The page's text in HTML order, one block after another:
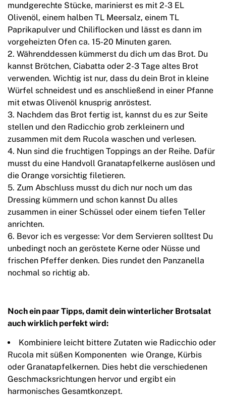
mundgerechte Stücke, marinierst es mit 2-3 EL
Olivenöl, einem halben TL Meersalz, einem TL
Paprikapulver und Chiliflocken und lässt es dann im
vorgeheizten Ofen ca. 15-20 Minuten garen.
Währenddessen kümmerst du dich um das Brot. Du
kannst Brötchen, Ciabatta oder 2-3 Tage altes Brot
verwenden. Wichtig ist nur, dass du dein Brot in kleine
Würfel schneidest und es anschließend in einer Pfanne
mit etwas Olivenöl knusprig anröstest.
Nachdem das Brot fertig ist, kannst du es zur Seite
stellen und den Radicchio grob zerkleinern und
zusammen mit dem Rucola waschen und verlesen.
Nun sind die fruchtigen Toppings an der Reihe. Dafür
musst du eine Handvoll Granatapfelkerne auslösen und
die Orange vorsichtig filetieren.
Zum Abschluss musst du dich nur noch um das
Dressing kümmern und schon kannst Du alles
zusammen in einer Schüssel oder einem tiefen Teller
anrichten.
Bevor ich es vergesse: Vor dem Servieren solltest Du
unbedingt noch an geröstete Kerne oder Nüsse und
frischen Pfeffer denken. Dies rundet den Panzanella
nochmal so richtig ab.
Noch ein paar Tipps, damit dein winterlicher Brotsalat
auch wirklich perfekt wird:
Kombiniere leicht bittere Zutaten wie Radicchio oder
Rucola mit süßen Komponenten wie Orange, Kürbis
oder Granatapfelkernen. Dies hebt die verschiedenen
Geschmacksrichtungen hervor und ergibt ein
harmonisches Gesamtkonzept.